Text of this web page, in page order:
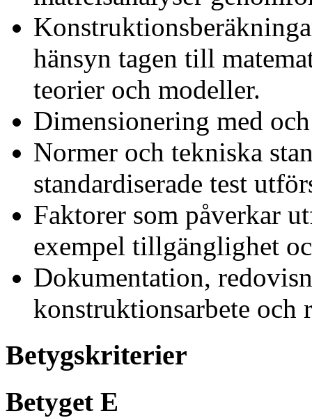
hänsyn tagen till
teorier och modeller.
Dimensionering med
Normer och tekniska
standardiserade test
Faktorer som påverkar
exempel tillgänglighet
Dokumentation,
konstruktionsarbete och
Betygskriterier
Betyget E